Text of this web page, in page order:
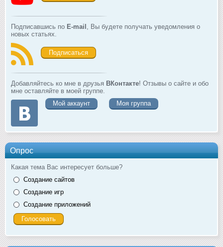
Подписавшись по E-mail , Вы будете получать уведомления о
новых статьях.
Подписаться
Добавляйтесь ко мне в друзья ВКонтакте! Отзывы о сайте и обо
мне оставляйте в моей группе.
Мой аккаунт
Моя группа
Опрос
Какая тема Вас интересует больше?
Создание сайтов
Создание игр
Создание приложений